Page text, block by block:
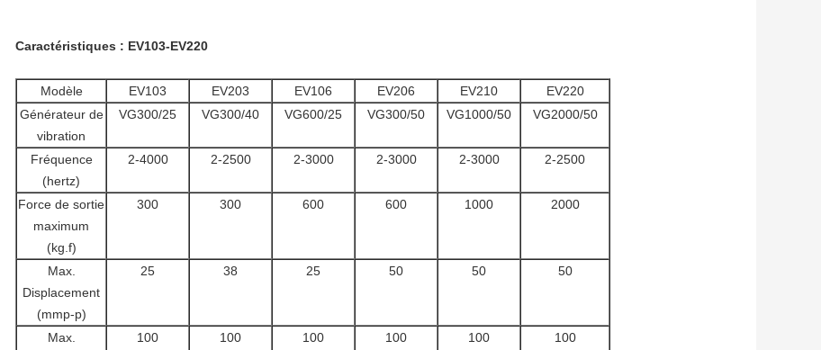
Caractéristiques : EV103-EV220
Modèle EV103 EV203 EV106 EV206 EV210
EV220
Générateur de
vibration
VG300/25 VG300/40 VG600/25 VG300/50 VG1000/50 VG2000/50
Fréquence
(hertz)
2-4000 2-2500 2-3000 2-3000 2-3000 2-2500
Force de sortie
maximum
(kg.f)
300 300 600 600 1000 2000
Max.
Displacement
(mmp-p)
25 38 25 50 50 50
Max.
100 100 100 100 100 100